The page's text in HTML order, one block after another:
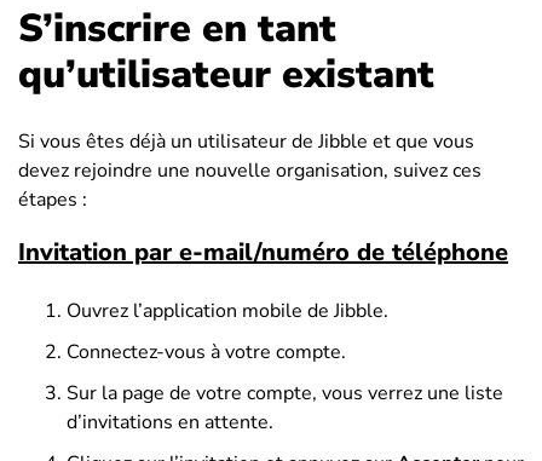
S’inscrire en tant
qu’utilisateur existant
Si vous êtes déjà un utilisateur de Jibble et que vous
devez rejoindre une nouvelle organisation, suivez ces
étapes :
Invitation par e-mail/numéro de téléphone
Ouvrez l’application mobile de Jibble.
Connectez-vous à votre compte.
Sur la page de votre compte, vous verrez une liste
d’invitations en attente.